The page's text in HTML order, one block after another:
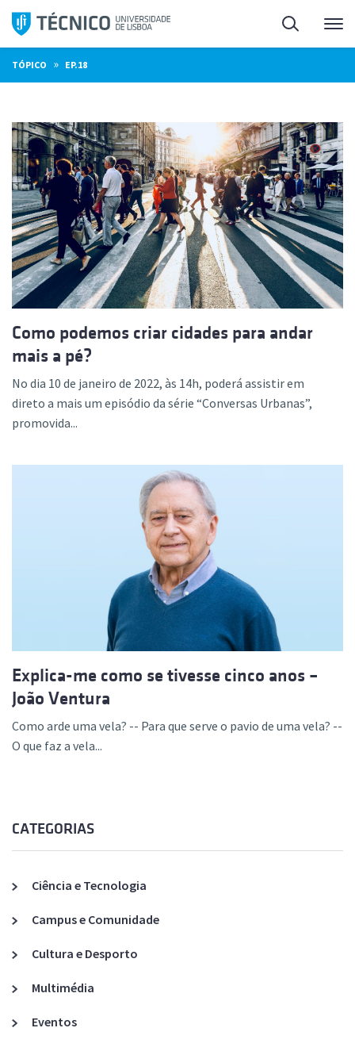
Saltar
para
o
conteúdo
Pesquisa
TÓPICO » EP.18
Como podemos criar cidades para andar
mais a pé?
No dia 10 de janeiro de 2022, às 14h, poderá assistir em
direto a mais um episódio da série “Conversas Urbanas”,
promovida...
Explica-me como se tivesse cinco anos –
João Ventura
Como arde uma vela? -- Para que serve o pavio de uma vela? --
O que faz a vela...
CATEGORIAS
Ciência e Tecnologia
Campus e Comunidade
Cultura e Desporto
Multimédia
Eventos